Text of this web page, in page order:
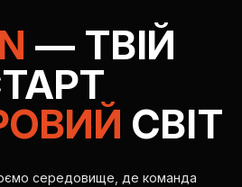
REALITY
— ТВІЙ
СВІТ
середовище, де команда